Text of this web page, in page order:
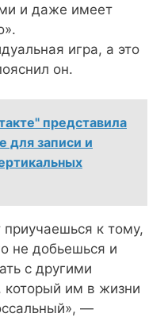
и даже имеет
игра, а это
он.
представила
для записи и
к тому,
не добьешься и
с другими
который им в жизни
—